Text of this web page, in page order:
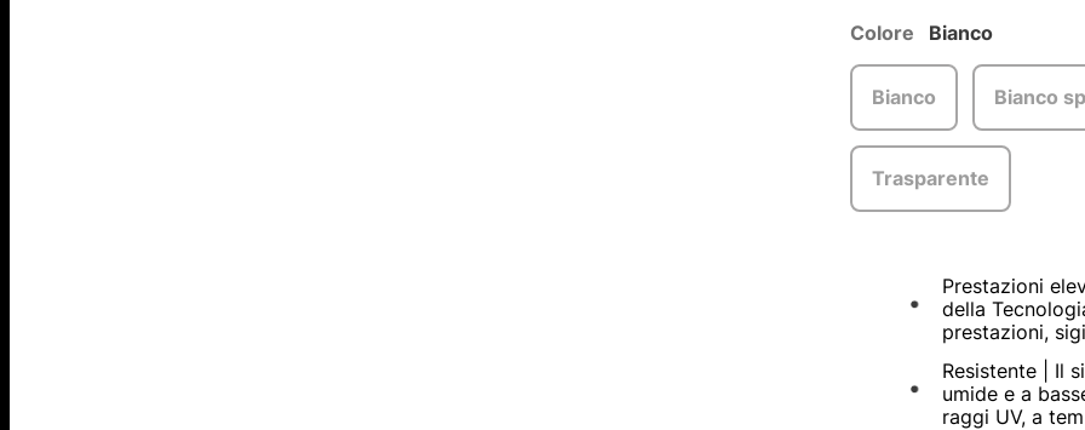
Colore Bianco
Bianco Bianco
Trasparente
Prestazioni
della
prestazioni,
Resistente | Il
umide e a
raggi UV, a